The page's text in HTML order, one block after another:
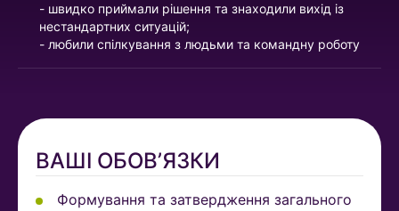
- швидко приймали рішення та знаходили вихід із
нестандартних ситуацій;
- любили спілкування з людьми та командну роботу
ВАШІ ОБОВʼЯЗКИ
Формування та затвердження загального